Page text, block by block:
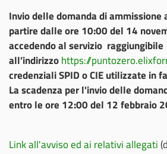
Invio delle domanda di ammissione
partire dalle ore 10:00 del 14
accedendo al servizio raggiungibile
all’indirizzohttps://
credenziali SPID o CIE utilizzate in
La scadenza per l'invio delle
entro le ore 12:00 del 12 febbraio
Link all'avviso ed ai relativi allegati